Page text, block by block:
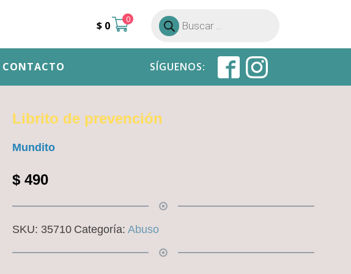
$ 0 0
Búsqueda
de
productos
CONTACTO SÍGUENOS:
Librito de prevención
Mundito
$490
SKU: 35710 Categoría: Abuso